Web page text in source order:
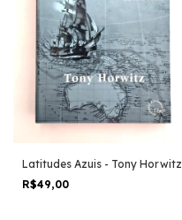
Latitudes Azuis - Tony Horwitz
R$49,00